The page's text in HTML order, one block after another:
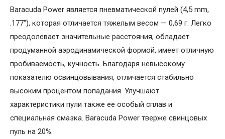
Baracuda Power является пневматической пулей (4,5 mm,
.177″), которая отличается тяжелым весом — 0,69 г. Легко
преодолевает значительные расстояния, обладает
продуманной аэродинамической формой, имеет отличную
пробиваемость, кучность. Благодаря невысокому
показателю освинцовывания, отличается стабильно
высоким процентом попадания. Улучшают
характеристики пули также ее особый сплав и
специальная смазка. Baracuda Power тверже свинцовых
пуль на 20%.